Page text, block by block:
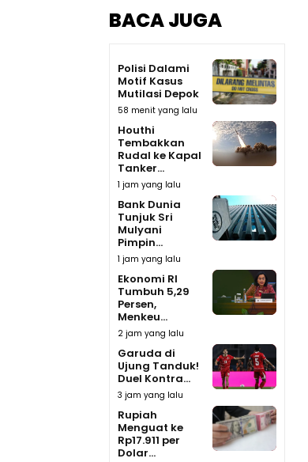
BACA JUGA
Polisi Dalami
Motif Kasus
Mutilasi Depok
58 menit yang lalu
Houthi
Tembakkan
Rudal ke Kapal
Tanker...
1 jam yang lalu
Bank Dunia
Tunjuk Sri
Mulyani
Pimpin...
1 jam yang lalu
Ekonomi RI
Tumbuh 5,29
Persen,
Menkeu...
2 jam yang lalu
Garuda di
Ujung Tanduk!
Duel Kontra...
3 jam yang lalu
Rupiah
Menguat ke
Rp17.911 per
Dolar...